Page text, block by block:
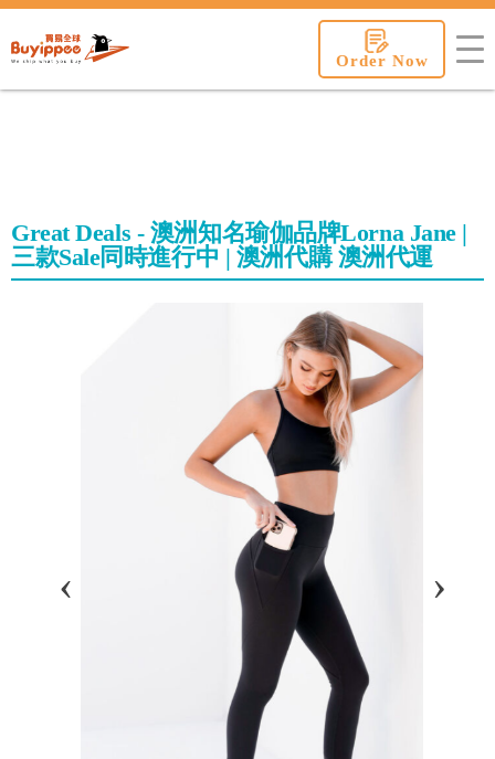
Order Now
Great Deals - 澳洲知名瑜伽品牌Lorna Jane |
三款Sale同時進行中 | 澳洲代購 澳洲代運